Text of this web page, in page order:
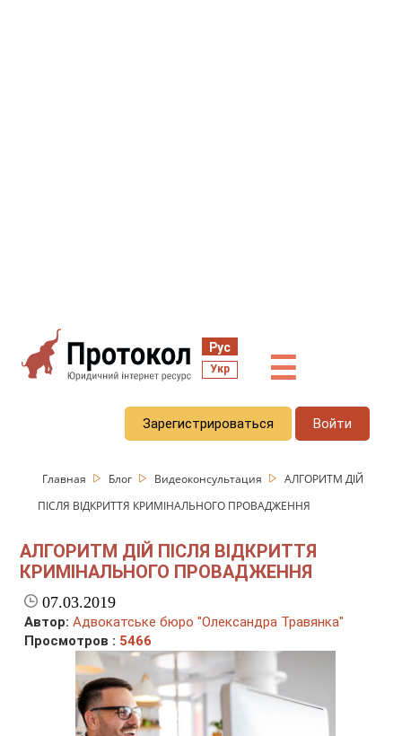
Рус
Укр ☰
Зарегистрироваться Войти
Главная Блог Видеоконсультация
АЛГОРИТМ ДІЙ
ПІСЛЯ ВІДКРИТТЯ КРИМІНАЛЬНОГО ПРОВАДЖЕННЯ
АЛГОРИТМ ДІЙ ПІСЛЯ ВІДКРИТТЯ
КРИМІНАЛЬНОГО ПРОВАДЖЕННЯ
07.03.2019
Автор: Адвокатське бюро "Олександра Травянка"
Просмотров : 5466